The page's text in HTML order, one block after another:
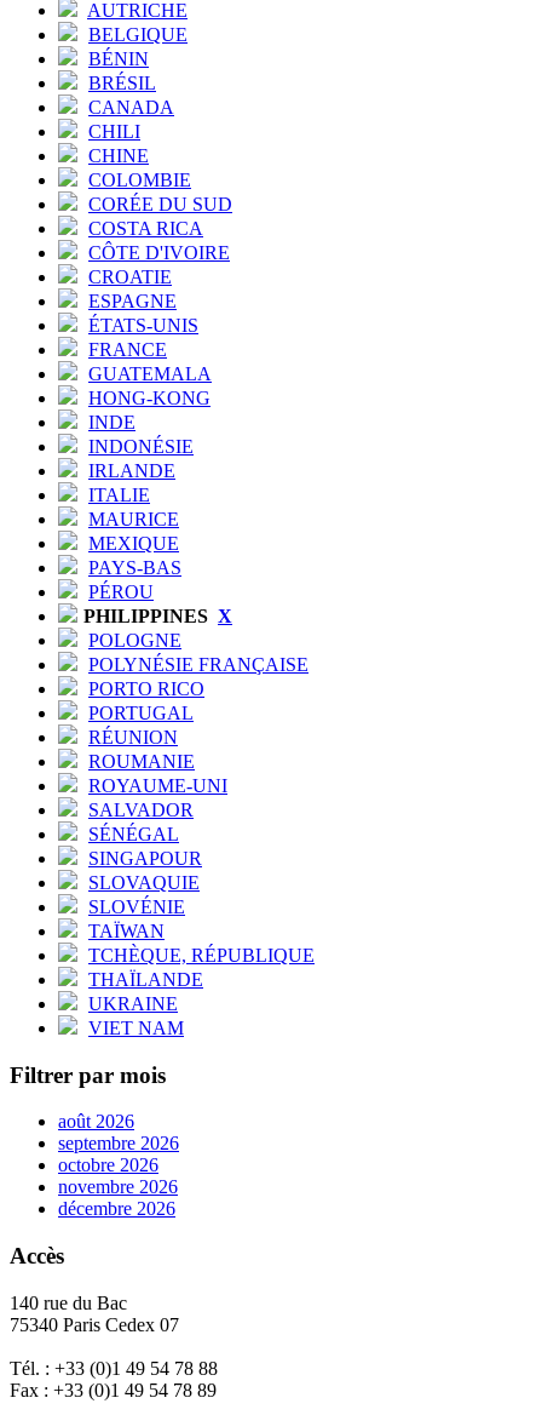
AUTRICHE
BELGIQUE
BÉNIN
BRÉSIL
CANADA
CHILI
CHINE
COLOMBIE
CORÉE DU SUD
COSTA RICA
CÔTE D'IVOIRE
CROATIE
ESPAGNE
ÉTATS-UNIS
FRANCE
GUATEMALA
HONG-KONG
INDE
INDONÉSIE
IRLANDE
ITALIE
MAURICE
MEXIQUE
PAYS-BAS
PÉROU
PHILIPPINES X
POLOGNE
POLYNÉSIE FRANÇAISE
PORTO RICO
PORTUGAL
RÉUNION
ROUMANIE
ROYAUME-UNI
SALVADOR
SÉNÉGAL
SINGAPOUR
SLOVAQUIE
SLOVÉNIE
TAÏWAN
TCHÈQUE, RÉPUBLIQUE
THAÏLANDE
UKRAINE
VIET NAM
Filtrer par mois
août 2026
septembre 2026
octobre 2026
novembre 2026
décembre 2026
Accès
140 rue du Bac
75340 Paris Cedex 07
Tél. : +33 (0)1 49 54 78 88
Fax : +33 (0)1 49 54 78 89